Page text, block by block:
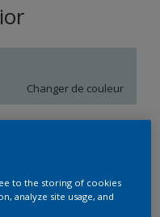
Changer de couleur
peinture
to the storing of cookies
analyze site usage, and